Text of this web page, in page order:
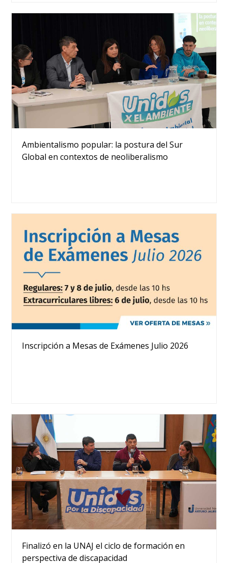
Ambientalismo popular: la postura del Sur
Global en contextos de neoliberalismo
Inscripción a Mesas de Exámenes Julio 2026
Finalizó en la UNAJ el ciclo de formación en
perspectiva de discapacidad